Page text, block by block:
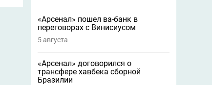
«Арсенал» пошел ва-банк в
переговорах с Винисиусом
5 августа
«Арсенал» договорился о
трансфере хавбека сборной
Бразилии